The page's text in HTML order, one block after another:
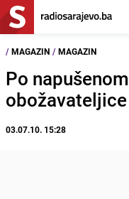
/ MAGAZIN / MAGAZIN
Po
03.07.10. 15:28